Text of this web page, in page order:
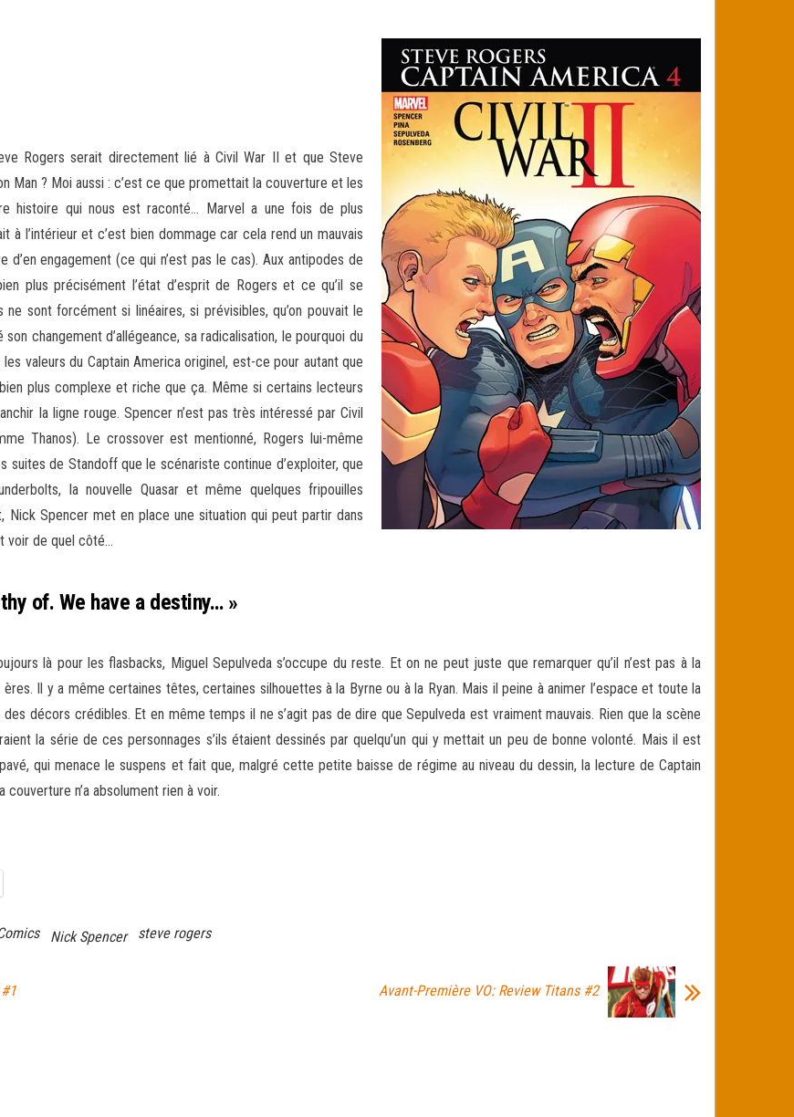
Rogers serait directement lié à Civil War II et que Steve
Man ? Moi aussi : c’est ce que promettait la couverture et les
histoire qui nous est raconté… Marvel a une fois de plus
à l’intérieur et c’est bien dommage car cela rend un mauvais
d’en engagement (ce qui n’est pas le cas). Aux antipodes de
plus précisément l’état d’esprit de Rogers et ce qu’il se
sont forcément si linéaires, si prévisibles, qu’on pouvait le
changement d’allégeance, sa radicalisation, le pourquoi du
valeurs du Captain America originel, est-ce pour autant que
plus complexe et riche que ça. Même si certains lecteurs
la ligne rouge. Spencer n’est pas très intéressé par Civil
Thanos). Le crossover est mentionné, Rogers lui-même
de Standoff que le scénariste continue d’exploiter, que
la nouvelle Quasar et même quelques fripouilles
Spencer met en place une situation qui peut partir dans
voir de quel côté…
of. We have a destiny… »
là pour les flasbacks, Miguel Sepulveda s’occupe du reste. Et on ne peut juste que remarquer qu’il n’est pas à la
Il y a même certaines têtes, certaines silhouettes à la Byrne ou à la Ryan. Mais il peine à animer l’espace et toute la
décors crédibles. Et en même temps il ne s’agit pas de dire que Sepulveda est vraiment mauvais. Rien que la scène
la série de ces personnages s’ils étaient dessinés par quelqu’un qui y mettait un peu de bonne volonté. Mais il est
qui menace le suspens et fait que, malgré cette petite baisse de régime au niveau du dessin, la lecture de Captain
n’a absolument rien à voir.
Nick Spencer steve rogers
Avant-Première VO: Review Titans #2